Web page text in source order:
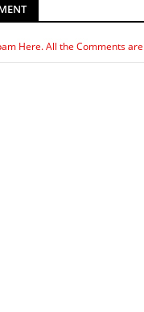
Here. All the Comments